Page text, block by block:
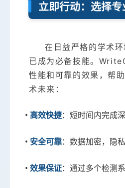
立即行动：选择
在日益严格的学术
已成为必备技能。
性能和可靠的效果，帮
术未来：
• 高效快捷：短时间内完成
• 安全可靠：数据加密，隐
• 效果保证：通过多个检测